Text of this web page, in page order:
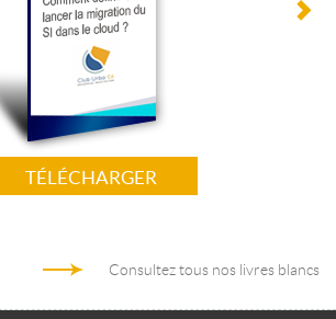
TÉLÉCHARGER
Consultez tous nos livres blancs